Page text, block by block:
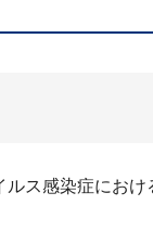
ス感染症におけ